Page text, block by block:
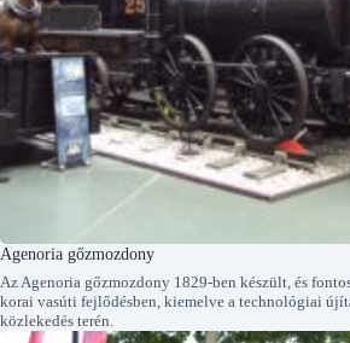
Agenoria gőzmozdony
Az Agenoria gőzmozdony 1829-ben készült, és
korai vasúti fejlődésben, kiemelve a technológiai
közlekedés terén.